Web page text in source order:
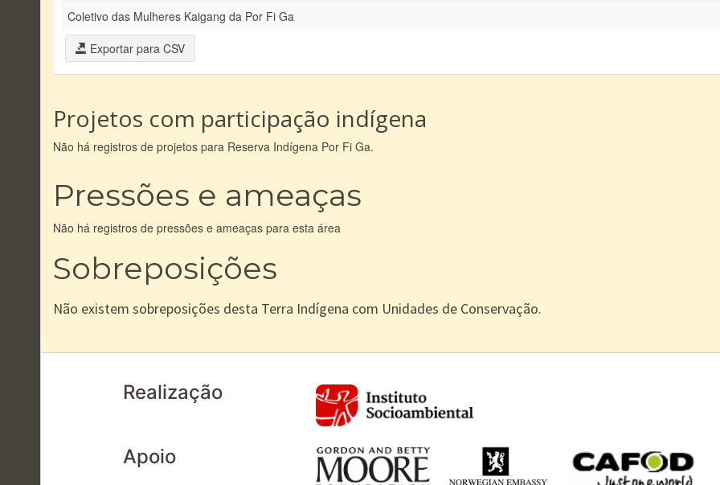
Coletivo das Mulheres Kaigang da Por Fi Ga
Exportar para CSV
Projetos com participação indígena
Não há registros de projetos para Reserva Indígena Por Fi Ga.
Pressões e ameaças
Não há registros de pressões e ameaças para esta área
Sobreposições
Não existem sobreposições desta Terra Indígena com Unidades de Conservação.